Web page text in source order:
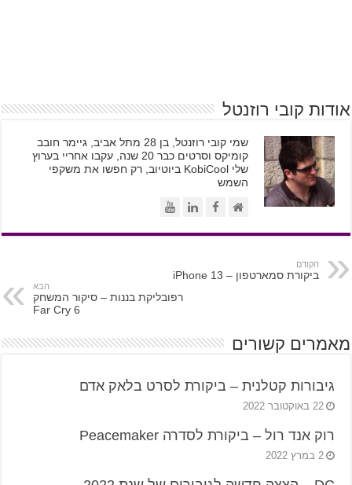
אודות קובי רוזנטל
שמי קובי רוזנטל, בן 28 מתל אביב, גיימר חובב
קומיקס וסרטים כבר 20 שנה, עקבו אחריי בערוץ
שלי KobiCool ביוטיוב, רק חפשו את משקפי
השמש
הקודם
ביקורת סמארטפון – iPhone 13
הבא
רפובליקת בננות – סיקור המשחק
Far Cry 6
מאמרים קשורים
גיבורות קטלנית – ביקורת לסרט בלאק אדם
22 באוקטובר 2022
רוק אנד רול – ביקורת לסדרה Peacemaker
2 במרץ 2022